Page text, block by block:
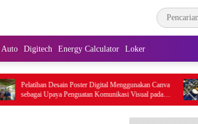
Auto Digitech Energy Calculator Loker
Desain Poster Digital Menggunakan Canva
Upaya Penguatan Komunikasi Visual pada
PKK Kelurahan Bambu Apus
Dekan
Negara